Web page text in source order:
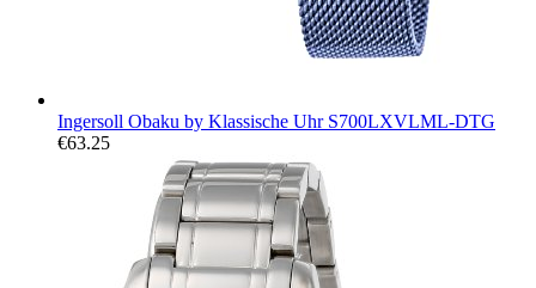
Ingersoll Obaku by Klassische Uhr S700LXVLML-DTG
€63.25